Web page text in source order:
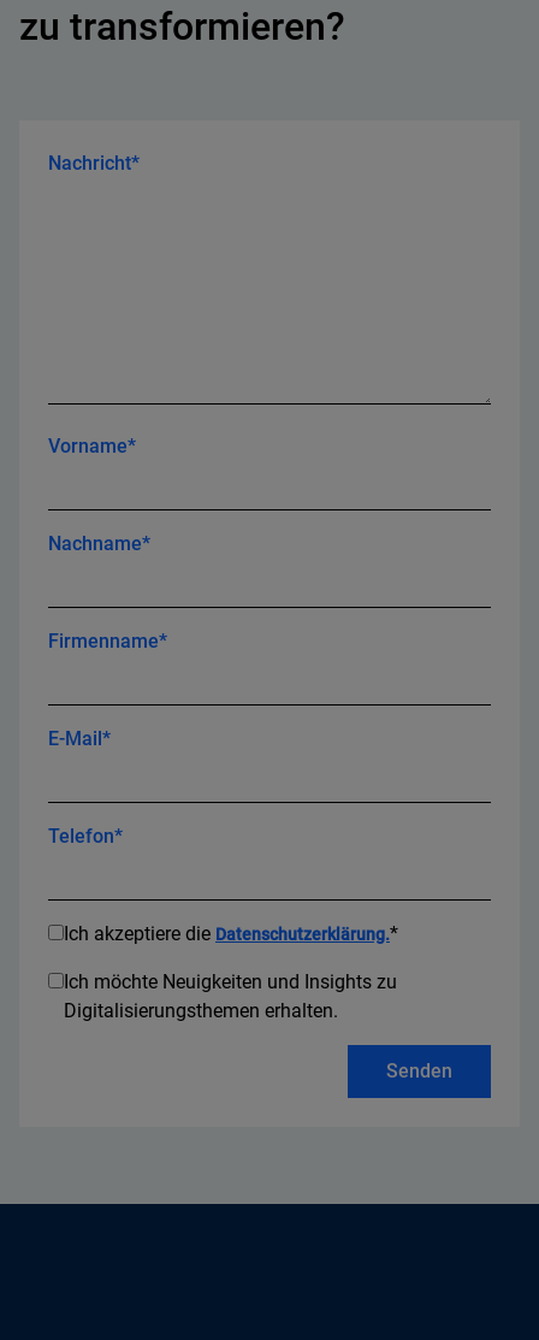
zu transformieren?
Nachricht*
Vorname*
Nachname*
Firmenname*
E-Mail*
Telefon*
Ich akzeptiere die Datenschutzerklärung.*
Ich möchte Neuigkeiten und Insights zu
Digitalisierungsthemen erhalten.
Senden